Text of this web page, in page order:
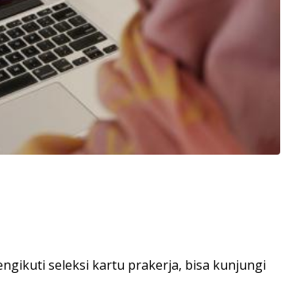
seleksi kartu prakerja, bisa kunjungi